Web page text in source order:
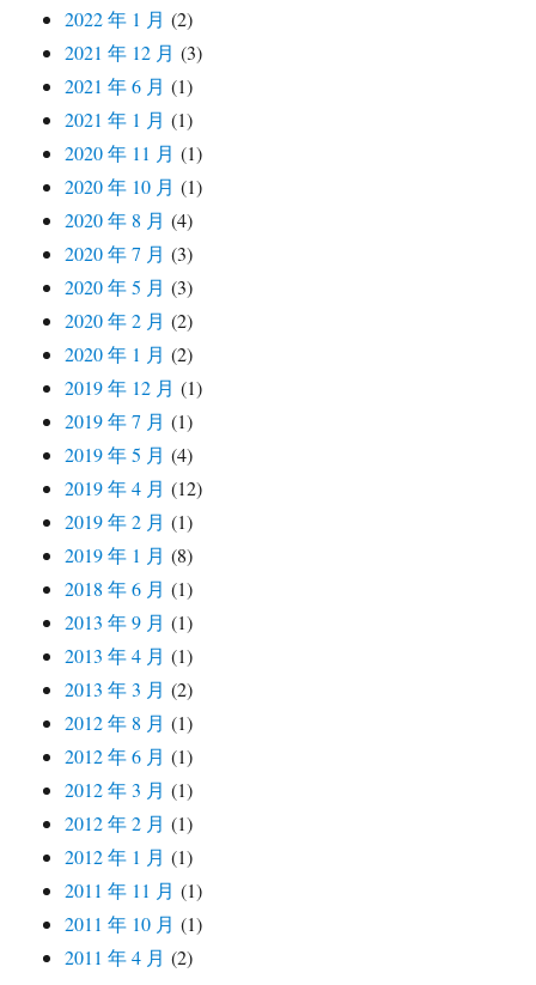
2022 年 1 月 (2)
2021 年 12 月 (3)
2021 年 6 月 (1)
2021 年 1 月 (1)
2020 年 11 月 (1)
2020 年 10 月 (1)
2020 年 8 月 (4)
2020 年 7 月 (3)
2020 年 5 月 (3)
2020 年 2 月 (2)
2020 年 1 月 (2)
2019 年 12 月 (1)
2019 年 7 月 (1)
2019 年 5 月 (4)
2019 年 4 月 (12)
2019 年 2 月 (1)
2019 年 1 月 (8)
2018 年 6 月 (1)
2013 年 9 月 (1)
2013 年 4 月 (1)
2013 年 3 月 (2)
2012 年 8 月 (1)
2012 年 6 月 (1)
2012 年 3 月 (1)
2012 年 2 月 (1)
2012 年 1 月 (1)
2011 年 11 月 (1)
2011 年 10 月 (1)
2011 年 4 月 (2)